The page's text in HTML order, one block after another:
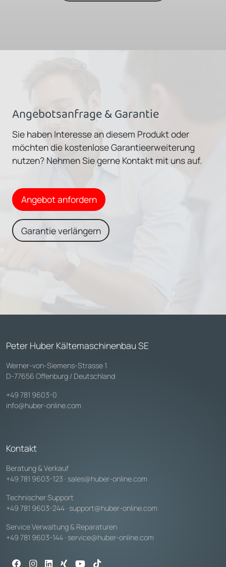
Angebotsanfrage & Garantie
Sie haben Interesse an diesem Produkt oder
möchten die kostenlose Garantieerweiterung
nutzen? Nehmen Sie gerne Kontakt mit uns auf.
Angebot anfordern
Garantie verlängern
Peter Huber Kältemaschinenbau SE
Werner-von-Siemens-Strasse 1
D-77656 Offenburg / Deutschland
+49 781 9603-0
info@huber-online.com
Kontakt
Beratung & Verkauf
+49 781 9603-123 · sales@huber-online.com
Technischer Support
+49 781 9603-244 · support@huber-online.com
Service Verwaltung & Reparaturen
+49 781 9603-144 · service@huber-online.com